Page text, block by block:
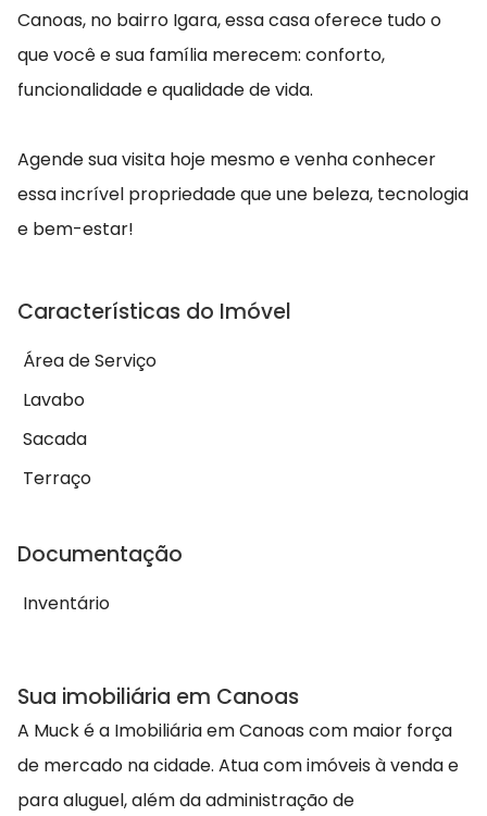
Canoas, no bairro Igara, essa casa oferece tudo o
que você e sua família merecem: conforto,
funcionalidade e qualidade de vida.
Agende sua visita hoje mesmo e venha conhecer
essa incrível propriedade que une beleza, tecnologia
e bem-estar!
Características do Imóvel
Área de Serviço
Lavabo
Sacada
Terraço
Documentação
Inventário
Sua imobiliária em Canoas
A Muck é a Imobiliária em Canoas com maior força
de mercado na cidade. Atua com imóveis à venda e
para aluguel, além da administração de